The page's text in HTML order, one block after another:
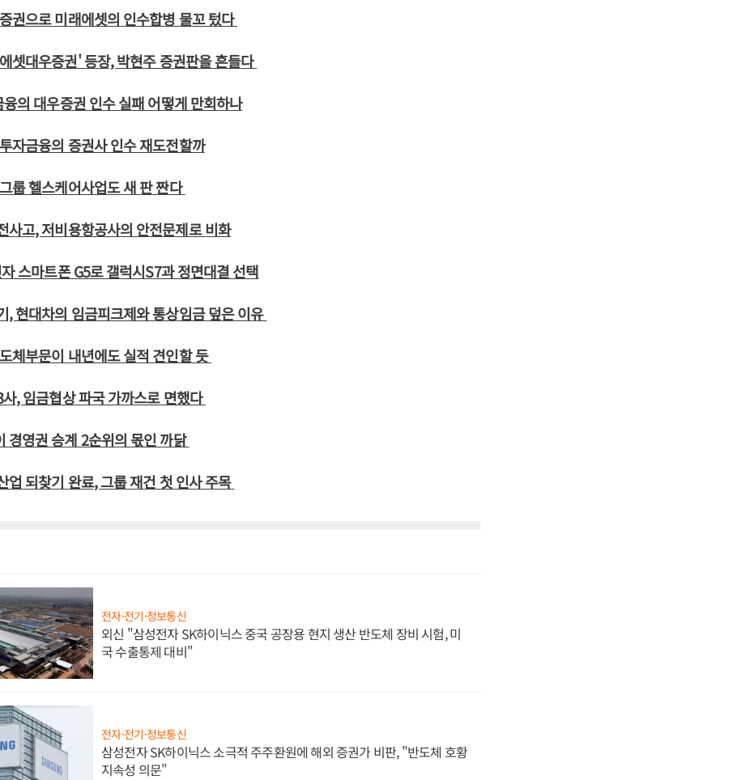
권으로 미래에셋의 인수합병 물꼬 텄다
셋대우증권' 등장, 박현주 증권판을 흔들다
의 대우증권 인수 실패 어떻게 만회하나
자금융의 증권사 인수 재도전할까
룹 헬스케어사업도 새 판 짠다
고, 저비용항공사의 안전문제로 비화
스마트폰 G5로 갤럭시S7과 정면대결 선택
현대차의 임금피크제와 통상임금 덮은 이유
체부문이 내년에도 실적 견인할 듯
, 임금협상 파국 가까스로 면했다
영권 승계 2순위의 몫인 까닭
되찾기 완료, 그룹 재건 첫 인사 주목
전자·전기·정보통신
외신 "삼성전자 SK하이닉스 중국 공장용 현지 생산 반도체 장비 시험, 미
국 수출통제 대비"
전자·전기·정보통신
삼성전자 SK하이닉스 소극적 주주환원에 해외 증권가 비판, "반도체 호황
지속성 의문"